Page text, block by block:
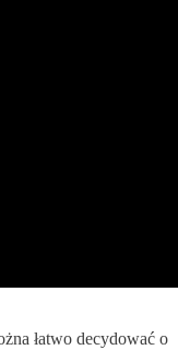
łatwo decydować o